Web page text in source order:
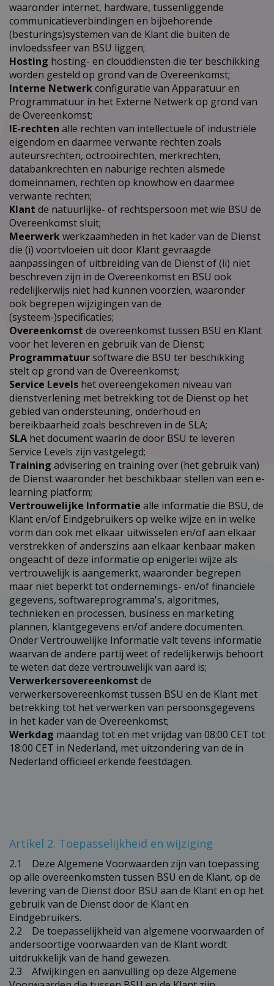
waaronder internet, hardware, tussenliggende
communicatieverbindingen en bijbehorende
(besturings)systemen van de Klant die buiten de
invloedssfeer van BSU liggen;
Hosting hosting- en clouddiensten die ter beschikking
worden gesteld op grond van de Overeenkomst;
Interne Netwerkconfiguratie van Apparatuur en
Programmatuur in het Externe Netwerk op grond van
de Overeenkomst;
IE-rechten alle rechten van intellectuele of industriële
eigendom en daarmee verwante rechten zoals
auteursrechten, octrooirechten, merkrechten,
databankrechten en naburige rechten alsmede
domeinnamen, rechten op knowhow en daarmee
verwante rechten;
Klant de natuurlijke- of rechtspersoon met wie BSU de
Overeenkomst sluit;
Meerwerkwerkzaamheden in het kader van de Dienst
die (i) voortvloeien uit door Klant gevraagde
aanpassingen of uitbreiding van de Dienst of (ii) niet
beschreven zijn in de Overeenkomst en BSU ook
redelijkerwijs niet had kunnen voorzien, waaronder
ook begrepen wijzigingen van de
(systeem-)specificaties;
Overeenkomst de overeenkomst tussen BSU en Klant
voor het leveren en gebruik van de Dienst;
Programmatuursoftware die BSU ter beschikking
stelt op grond van de Overeenkomst;
Service Levels het overeengekomen niveau van
dienstverlening met betrekking tot de Dienst op het
gebied van ondersteuning, onderhoud en
bereikbaarheid zoals beschreven in de SLA;
SLA het document waarin de door BSU te leveren
Service Levels zijn vastgelegd;
Training advisering en training over (het gebruik van)
de Dienst waaronder het beschikbaar stellen van een e-
learning platform;
Vertrouwelijke Informatie alle informatie die BSU, de
Klant en/of Eindgebruikers op welke wijze en in welke
vorm dan ook met elkaar uitwisselen en/of aan elkaar
verstrekken of anderszins aan elkaar kenbaar maken
ongeacht of deze informatie op enigerlei wijze als
vertrouwelijk is aangemerkt, waaronder begrepen
maar niet beperkt tot ondernemings- en/of financiële
gegevens, softwareprogramma's, algoritmes,
technieken en processen, business en marketing
plannen, klantgegevens en/of andere documenten.
Onder Vertrouwelijke Informatie valt tevens informatie
waarvan de andere partij weet of redelijkerwijs behoort
te weten dat deze vertrouwelijk van aard is;
Verwerkersovereenkomst de
verwerkersovereenkomst tussen BSU en de Klant met
betrekking tot het verwerken van persoonsgegevens
in het kader van de Overeenkomst;
Werkdag maandag tot en met vrijdag van 08:00 CET tot
18:00 CET in Nederland, met uitzondering van de in
Nederland officieel erkende feestdagen.
Artikel 2. Toepasselijkheid en wijziging
2.1 Deze Algemene Voorwaarden zijn van toepassing
op alle overeenkomsten tussen BSU en de Klant, op de
levering van de Dienst door BSU aan de Klant en op het
gebruik van de Dienst door de Klant en
Eindgebruikers.
2.2 De toepasselijkheid van algemene voorwaarden of
andersoortige voorwaarden van de Klant wordt
uitdrukkelijk van de hand gewezen.
2.3 Afwijkingen en aanvulling op deze Algemene